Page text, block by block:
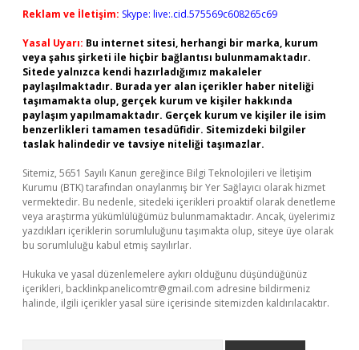
Reklam ve İletişim: Skype: live:.cid.575569c608265c69
Yasal Uyarı: Bu internet sitesi, herhangi bir marka, kurum
veya şahıs şirketi ile hiçbir bağlantısı bulunmamaktadır.
Sitede yalnızca kendi hazırladığımız makaleler
paylaşılmaktadır. Burada yer alan içerikler haber niteliği
taşımamakta olup, gerçek kurum ve kişiler hakkında
paylaşım yapılmamaktadır. Gerçek kurum ve kişiler ile isim
benzerlikleri tamamen tesadüfidir. Sitemizdeki bilgiler
taslak halindedir ve tavsiye niteliği taşımazlar.
Sitemiz, 5651 Sayılı Kanun gereğince Bilgi Teknolojileri ve İletişim
Kurumu (BTK) tarafından onaylanmış bir Yer Sağlayıcı olarak hizmet
vermektedir. Bu nedenle, sitedeki içerikleri proaktif olarak denetleme
veya araştırma yükümlülüğümüz bulunmamaktadır. Ancak, üyelerimiz
yazdıkları içeriklerin sorumluluğunu taşımakta olup, siteye üye olarak
bu sorumluluğu kabul etmiş sayılırlar.
Hukuka ve yasal düzenlemelere aykırı olduğunu düşündüğünüz
içerikleri, backlinkpanelicomtr@gmail.com adresine bildirmeniz
halinde, ilgili içerikler yasal süre içerisinde sitemizden kaldırılacaktır.